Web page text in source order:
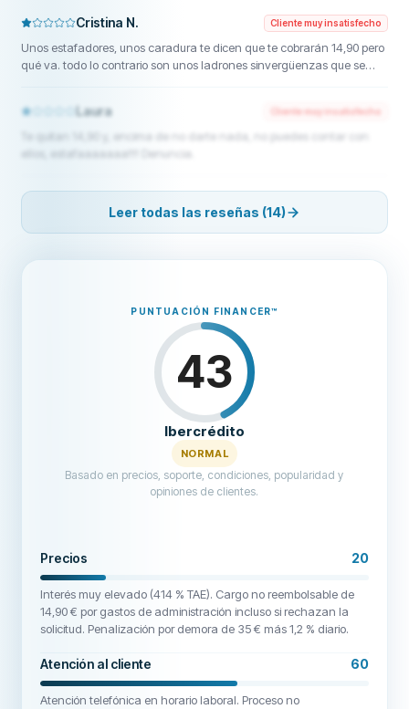
Cristina N. Cliente muy insatisfecho
Unos estafadores, unos caradura te dicen que te cobrarán 14,90 pero
qué va. todo lo contrario son unos ladrones sinvergüenzas que se
baj@ no lo recomiendo para nada
Laura Cliente muy insatisfecho
Te quitan 14,90 y, encima de no darte nada, no puedes contar con
ellos, estafaaaaaaa!!!! Denuncia.
Leer todas las reseñas (14)
PUNTUACIÓN FINANCER™
43
Ibercrédito
NORMAL
Basado en precios, soporte, condiciones, popularidad y
opiniones de clientes.
Precios 20
Interés muy elevado (414 % TAE). Cargo no reembolsable de
14,90 € por gastos de administración incluso si rechazan la
solicitud. Penalización por demora de 35 € más 1,2 % diario.
Atención al cliente 60
Atención telefónica en horario laboral. Proceso no